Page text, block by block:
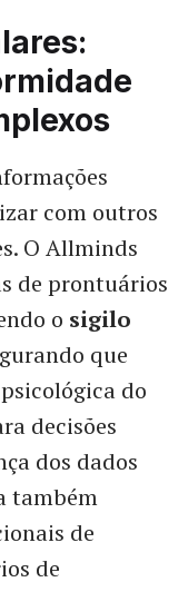
com outros
O Allminds
de prontuários
o sigilo
que
do
decisões
dos dados
também
de
de